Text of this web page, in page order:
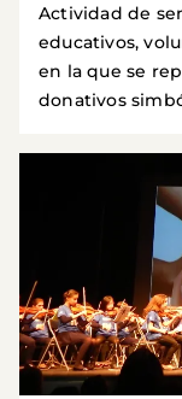
Actividad de
educativos,
en la que se
donativos